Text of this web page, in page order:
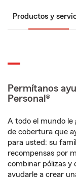
Productos y
Permítanos
Personal®
A todo el mundo le
de cobertura que
para usted: su
recompensas por
combinar pólizas y
ayudarle a crear